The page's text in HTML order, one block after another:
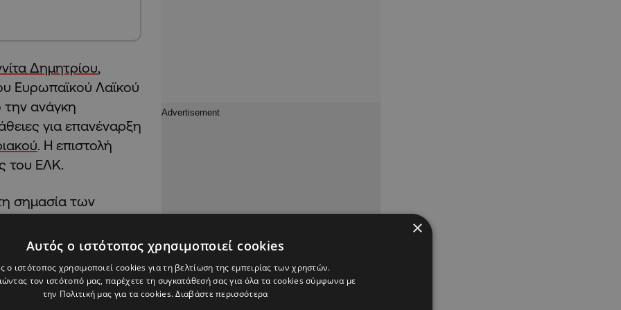
Δημητρίου,
Ευρωπαϊκού Λαϊκού
την ανάγκη
για επανέναρξη
. Η επιστολή
του ΕΛΚ.
σημασία των
της Προσωπικής
×
Αυτός ο ιστότοπος χρησιμοποιεί cookies
ο ιστότοπος χρησιμοποιεί cookies για τη βελτίωση της εμπειρίας των χρηστών.
τον ιστότοπό μας, παρέχετε τη συγκατάθεσή σας για όλα τα cookies σύμφωνα με
την Πολιτική μας για τα cookies.Διαβάστε περισσότερα